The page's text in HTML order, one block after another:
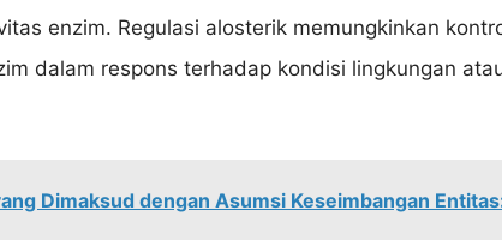
enzim. Regulasi alosterik memungkinkan
dalam respons terhadap kondisi lingkungan
Dimaksud dengan Asumsi Keseimbangan